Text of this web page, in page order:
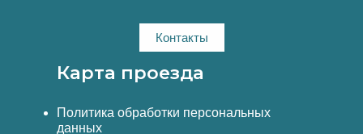
Контакты
Карта проезда
Политика обработки персональных
данных